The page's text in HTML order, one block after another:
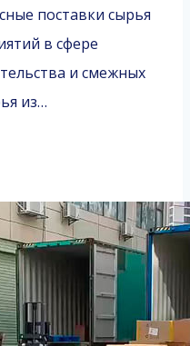
поставки сырья
в сфере
и смежных
из…